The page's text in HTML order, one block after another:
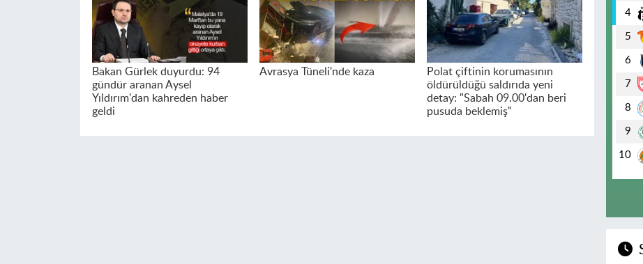
Bakan Gürlek duyurdu: 94
gündür aranan Aysel
Yıldırım'dan kahreden haber
geldi
Avrasya Tüneli'nde kaza
Polat çiftinin korumasının
öldürüldüğü saldırıda yeni
detay: "Sabah 09.00'dan beri
pusuda beklemiş"
4
5
6
7
8
9
10